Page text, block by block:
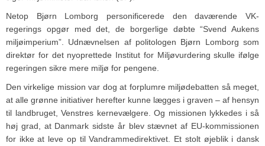
Netop Bjørn Lomborg personificerede den daværende VK-
regerings opgør med det, de borgerlige døbte “Svend Aukens
miljøimperium”. Udnævnelsen af politologen Bjørn Lomborg som
direktør for det nyoprettede Institut for Miljøvurdering skulle ifølge
regeringen sikre mere miljø for pengene.
Den virkelige mission var dog at forplumre miljødebatten så meget,
at alle grønne initiativer herefter kunne lægges i graven – af hensyn
til landbruget, Venstres kernevælgere. Og missionen lykkedes i så
høj grad, at Danmark sidste år blev stævnet af EU-kommissionen
for ikke at leve op til Vandrammedirektivet. Et stolt øjeblik i dansk